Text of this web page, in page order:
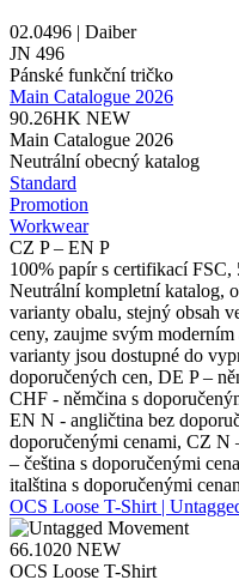
02.0496 | Daiber
JN 496
Pánské funkční tričko
Main Catalogue 2026
90.26HK NEW
Main Catalogue 2026
Neutrální obecný katalog
Standard
Promotion
Workwear
CZ P – EN P
100% papír s certifikací FSC,
Neutrální kompletní katalog,
varianty obalu, stejný obsah
ceny, zaujme svým
varianty jsou dostupné do
doporučených cen, DE P –
CHF - němčina s
EN N - angličtina bez
doporučenými cenami, CZ N
– čeština s doporučenými
italština s doporučenými
OCS Loose T-Shirt |
66.1020 NEW
OCS Loose T-Shirt